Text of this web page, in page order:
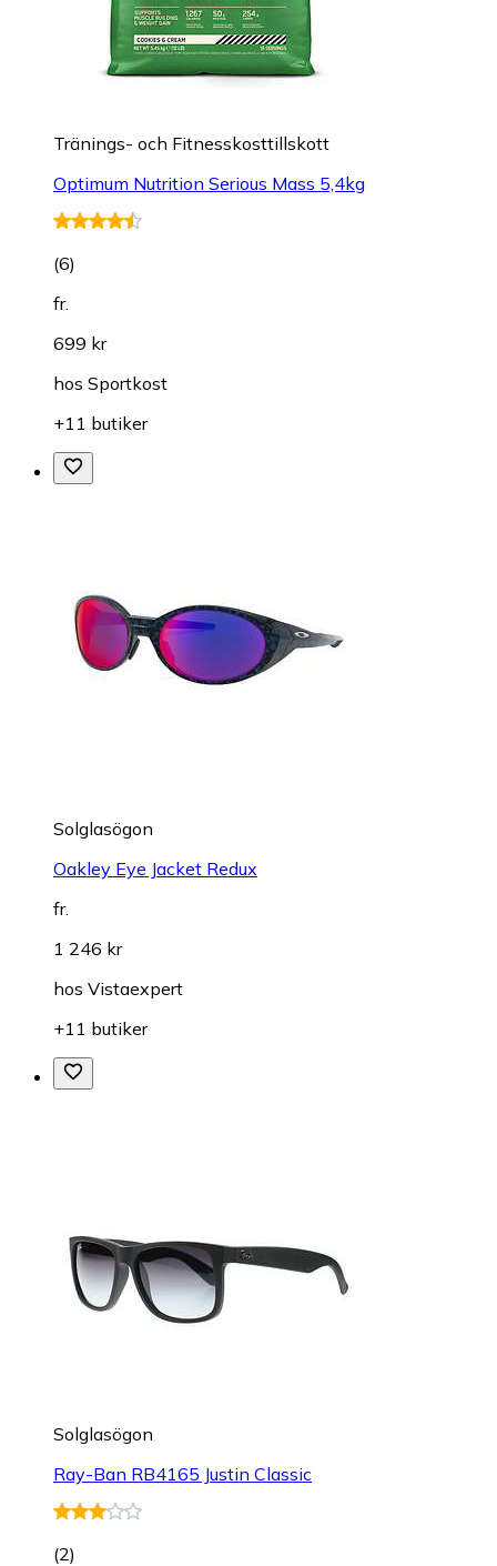
Tränings- och Fitnesskosttillskott
Optimum Nutrition Serious Mass 5,4kg
(6)
fr.
699 kr
hos Sportkost
+11 butiker
Solglasögon
Oakley Eye Jacket Redux
fr.
1 246 kr
hos Vistaexpert
+11 butiker
Solglasögon
Ray-Ban RB4165 Justin Classic
(2)